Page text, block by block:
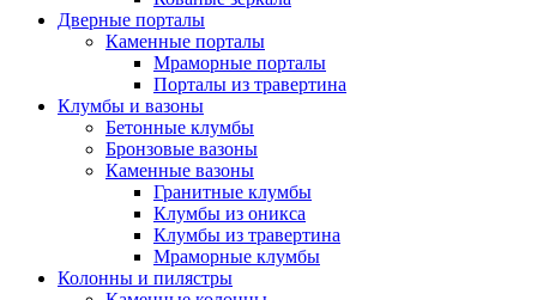
Дверные порталы
Каменные порталы
Мраморные порталы
Порталы из травертина
Клумбы и вазоны
Бетонные клумбы
Бронзовые вазоны
Каменные вазоны
Гранитные клумбы
Клумбы из оникса
Клумбы из травертина
Мраморные клумбы
Колонны и пилястры